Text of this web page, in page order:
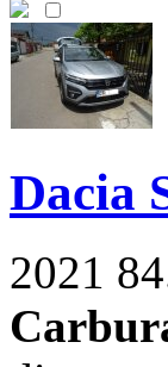
Dacia
2021